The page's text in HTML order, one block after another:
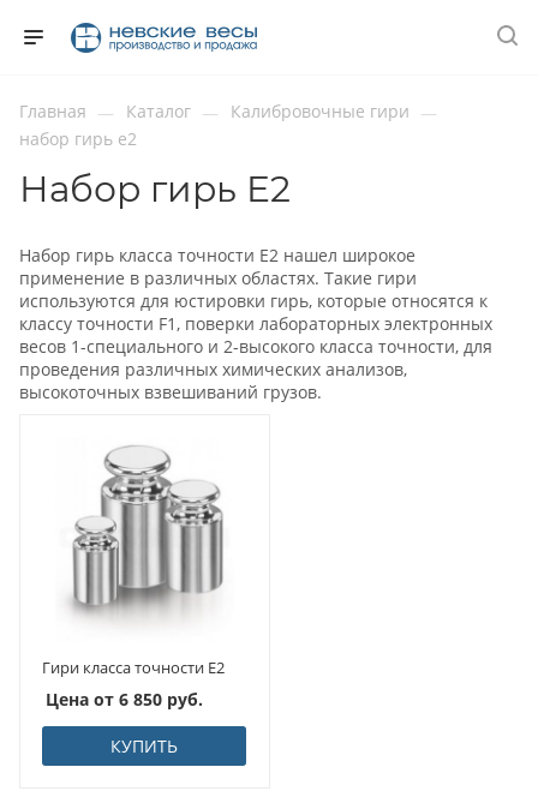
Главная — Каталог — Калибровочные гири —
набор гирь е2
Набор гирь E2
Набор гирь класса точности Е2 нашел широкое
применение в различных областях. Такие гири
используются для юстировки гирь, которые относятся к
классу точности F1, поверки лабораторных электронных
весов 1-специального и 2-высокого класса точности, для
проведения различных химических анализов,
высокоточных взвешиваний грузов.
Гири класса точности E2
Цена от 6 850 руб.
КУПИТЬ